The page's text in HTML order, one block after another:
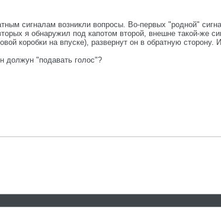
сигналам возникли вопросы. Во-первых "родной"
я обнаружил под капотом второй, внешне такой-же
коробки на впуске), развернут он в обратную сторону.
должун "подавать голос"?